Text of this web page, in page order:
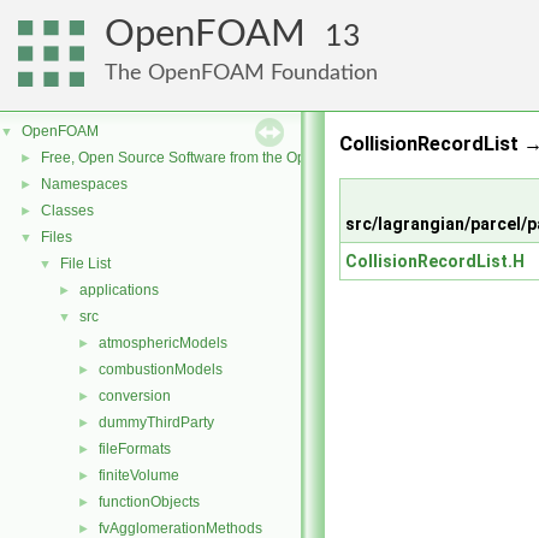
OpenFOAM 13
The OpenFOAM Foundation
▼ OpenFOAM
► Free, Open Source Software from the OpenFOAM Foundation
► Namespaces
► Classes
▼ Files
▼ File List
► applications
▼ src
► atmosphericModels
► combustionModels
► conversion
► dummyThirdParty
► fileFormats
► finiteVolume
► functionObjects
► fvAgglomerationMethods
CollisionRecordList
src/lagrangian/parcel/
CollisionRecordList.H